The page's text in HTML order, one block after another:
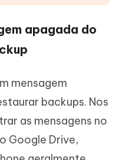
apagada do
mensagem
backups. Nos
as mensagens no
Google Drive,